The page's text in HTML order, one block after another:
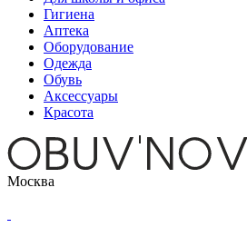
Гигиена
Аптека
Оборудование
Одежда
Обувь
Аксессуары
Красота
Москва